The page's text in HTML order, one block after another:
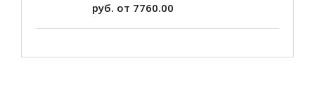
руб. от 7760.00